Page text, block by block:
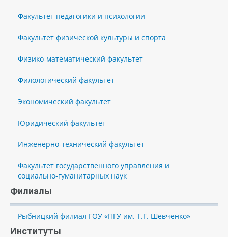
Факультет педагогики и психологии
Факультет физической культуры и спорта
Физико-математический факультет
Филологический факультет
Экономический факультет
Юридический факультет
Инженерно-технический факультет
Факультет государственного управления и
социально-гуманитарных наук
Филиалы
Рыбницкий филиал ГОУ «ПГУ им. Т.Г. Шевченко»
Институты